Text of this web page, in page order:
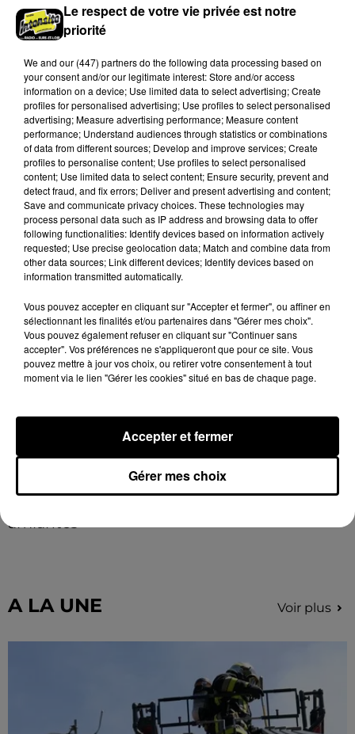
DERNIERES INFOS
🔊 Les touristes dans les pas de Jean Moulin
Le « tourisme de mémoire » s'invite dans les sorties
estivales de Chartres Tourisme.
amiantés
A LA UNE Voir plus
Le respect de votre vie privée est notre
priorité
We and our (447) partnersdo the following data processing based on
your consent and/or our legitimate interest: Store and/or access
information on a device; Use limited data to select advertising; Create
profiles for personalised advertising; Use profiles to select personalised
advertising; Measure advertising performance; Measure content
performance; Understand audiences through statistics or combinations
of data from different sources; Develop and improve services; Create
profiles to personalise content; Use profiles to select personalised
content; Use limited data to select content; Ensure security, prevent and
detect fraud, and fix errors; Deliver and present advertising and content;
Save and communicate privacy choices. These technologies may
process personal data such as IP address and browsing data to offer
following functionalities: Identify devices based on information actively
requested; Use precise geolocation data; Match and combine data from
other data sources; Link different devices; Identify devices based on
information transmitted automatically.
Vous pouvez accepter en cliquant sur "Accepter et fermer", ou affiner en
sélectionnant les finalités et/ou partenaires dans "Gérer mes choix".
Vous pouvez également refuser en cliquant sur "Continuer sans
accepter". Vos préférences ne s'appliqueront que pour ce site. Vous
pouvez mettre à jour vos choix, ou retirer votre consentement à tout
moment via le lien "Gérer les cookies" situé en bas de chaque page.
Gérer mes choix
Accepter et fermer